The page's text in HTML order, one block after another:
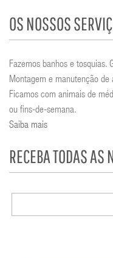
OS NOSSOS
Fazemos banhos e tosquias.
Montagem e manutenção de
Ficamos com animais de
ou fins-de-semana.
Saiba mais
RECEBA TODAS AS